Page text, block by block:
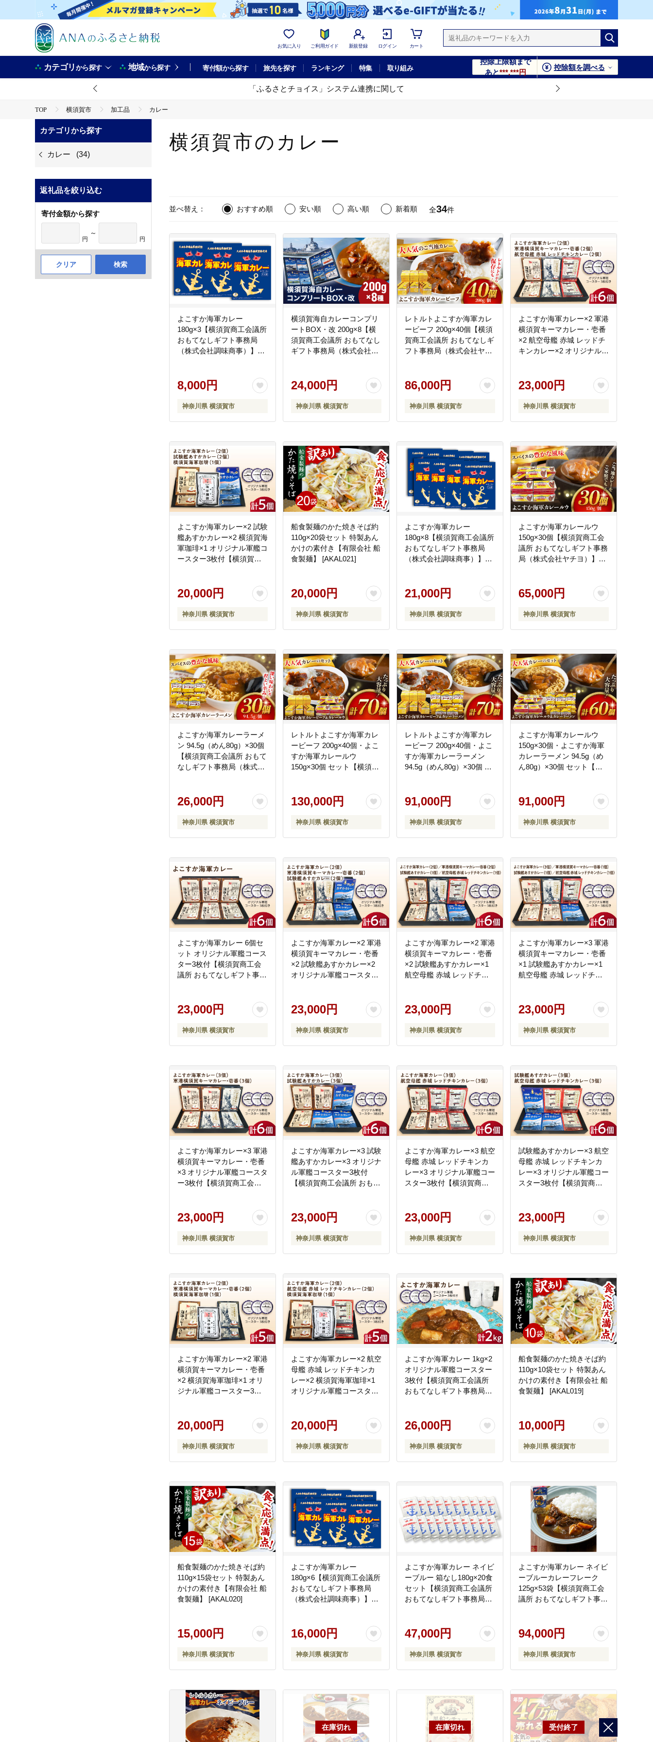
お気に入り ご利用ガイド 新規登録 ログイン カート
カテゴリから探す 地域から探す 寄付額から探す 旅先を探す ランキング 特集 取り組み
控除上限額まで
あと***,***円
控除額を調べる
「ふるさとチョイス」システム連携に関して
TOP 横須賀市 加工品 カレー
カテゴリから探す
カレー (34)
返礼品を絞り込む
寄付金額から探す
円
～
円
クリア 検索
横須賀市のカレー
並べ替え： おすすめ順 安い順 高い順 新着順 全34件
よこすか海軍カレー
180g×3【横須賀商工会議所
おもてなしギフト事務局
（株式会社調味商事）】
8,000円
神奈川県 横須賀市
横須賀海自カレーコンプリ
ートBOX・改 200g×8【横
須賀商工会議所 おもてなし
ギフト事務局（株式会社調
24,000円
神奈川県 横須賀市
レトルトよこすか海軍カレ
ービーフ 200g×40個【横須
賀商工会議所 おもてなしギ
フト事務局（株式会社ヤチ
86,000円
神奈川県 横須賀市
よこすか海軍カレー×2 軍港
横須賀キーマカレー・壱番
×2 航空母艦 赤城 レッドチ
キンカレー×2 オリジナル軍
フト事務局（ウッドアイラ
ンド）】 [AKEA004]
23,000円
神奈川県 横須賀市
よこすか海軍カレー×2 試験
艦あすかカレー×2 横須賀海
軍珈琲×1 オリジナル軍艦コ
ースター3枚付【横須賀商
ド）】 [AKEA012]
20,000円
神奈川県 横須賀市
船食製麺のかた焼きそば約
110g×20袋セット 特製あん
かけの素付き【有限会社 船
食製麺】 [AKAL021]
20,000円
神奈川県 横須賀市
よこすか海軍カレー
180g×8【横須賀商工会議所
おもてなしギフト事務局
（株式会社調味商事）】
21,000円
神奈川県 横須賀市
よこすか海軍カレールウ
150g×30個【横須賀商工会
議所 おもてなしギフト事務
局（株式会社ヤチヨ）】
65,000円
神奈川県 横須賀市
よこすか海軍カレーラーメ
ン 94.5g（めん80g）×30個
【横須賀商工会議所 おもて
なしギフト事務局（株式会
26,000円
神奈川県 横須賀市
レトルトよこすか海軍カレ
ービーフ 200g×40個・よこ
すか海軍カレールウ
150g×30個 セット【横須賀
ヨ）】 [AKDZ004]
130,000円
神奈川県 横須賀市
レトルトよこすか海軍カレ
ービーフ 200g×40個・よこ
すか海軍カレーラーメン
94.5g（めん80g）×30個 セ
式会社ヤチヨ）】
[AKDZ005]
91,000円
神奈川県 横須賀市
よこすか海軍カレールウ
150g×30個・よこすか海軍
カレーラーメン 94.5g（め
ん80g）×30個 セット【横
チヨ）】 [AKDZ006]
91,000円
神奈川県 横須賀市
よこすか海軍カレー 6個セ
ット オリジナル軍艦コース
ター3枚付【横須賀商工会
議所 おもてなしギフト事務
23,000円
神奈川県 横須賀市
よこすか海軍カレー×2 軍港
横須賀キーマカレー・壱番
×2 試験艦あすかカレー×2
オリジナル軍艦コースター
（ウッドアイランド）】
[AKEA003]
23,000円
神奈川県 横須賀市
よこすか海軍カレー×2 軍港
横須賀キーマカレー・壱番
×2 試験艦あすかカレー×1
航空母艦 赤城 レッドチキ
商工会議所 おもてなしギフ
ト事務局（ウッドアイラン
ド）】 [AKEA005]
23,000円
神奈川県 横須賀市
よこすか海軍カレー×3 軍港
横須賀キーマカレー・壱番
×1 試験艦あすかカレー×1
航空母艦 赤城 レッドチキ
商工会議所 おもてなしギフ
ト事務局（ウッドアイラン
ド）】 [AKEA006]
23,000円
神奈川県 横須賀市
よこすか海軍カレー×3 軍港
横須賀キーマカレー・壱番
×3 オリジナル軍艦コースタ
ー3枚付【横須賀商工会議
[AKEA007]
23,000円
神奈川県 横須賀市
よこすか海軍カレー×3 試験
艦あすかカレー×3 オリジナ
ル軍艦コースター3枚付
【横須賀商工会議所 おもて
23,000円
神奈川県 横須賀市
よこすか海軍カレー×3 航空
母艦 赤城 レッドチキンカ
レー×3 オリジナル軍艦コー
スター3枚付【横須賀商工
ド）】 [AKEA009]
23,000円
神奈川県 横須賀市
試験艦あすかカレー×3 航空
母艦 赤城 レッドチキンカ
レー×3 オリジナル軍艦コー
スター3枚付【横須賀商工
ド）】 [AKEA010]
23,000円
神奈川県 横須賀市
よこすか海軍カレー×2 軍港
横須賀キーマカレー・壱番
×2 横須賀海軍珈琲×1 オリ
ジナル軍艦コースター3枚
ドアイランド）】
[AKEA011]
20,000円
神奈川県 横須賀市
よこすか海軍カレー×2 航空
母艦 赤城 レッドチキンカ
レー×2 横須賀海軍珈琲×1
オリジナル軍艦コースター
（ウッドアイランド）】
[AKEA013]
20,000円
神奈川県 横須賀市
よこすか海軍カレー 1kg×2
オリジナル軍艦コースター
3枚付【横須賀商工会議所
おもてなしギフト事務局
26,000円
神奈川県 横須賀市
船食製麺のかた焼きそば約
110g×10袋セット 特製あん
かけの素付き【有限会社 船
食製麺】 [AKAL019]
10,000円
神奈川県 横須賀市
船食製麺のかた焼きそば約
110g×15袋セット 特製あん
かけの素付き【有限会社 船
食製麺】 [AKAL020]
15,000円
神奈川県 横須賀市
よこすか海軍カレー
180g×6【横須賀商工会議所
おもてなしギフト事務局
（株式会社調味商事）】
16,000円
神奈川県 横須賀市
よこすか海軍カレー ネイビ
ーブルー 箱なし180g×20食
セット【横須賀商工会議所
おもてなしギフト事務局
47,000円
神奈川県 横須賀市
よこすか海軍カレー ネイビ
ーブルーカレーフレーク
125g×53袋【横須賀商工会
議所 おもてなしギフト事務
94,000円
神奈川県 横須賀市